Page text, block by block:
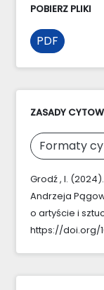
POBIERZ PLIKI
PDF
ZASADY
Formaty
Grodź , I.
Andrzeja
o artyście i
https://doi.org/